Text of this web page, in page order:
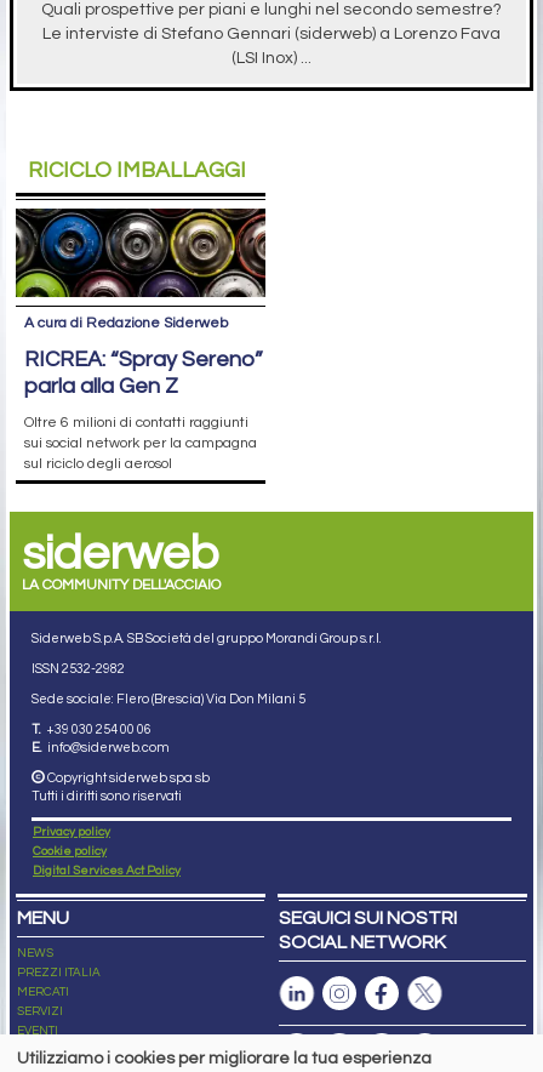
Quali prospettive per piani e lunghi nel secondo semestre?
Le interviste di Stefano Gennari (siderweb) a Lorenzo Fava
(LSI Inox) ...
RICICLO IMBALLAGGI
A cura di Redazione Siderweb
RICREA: “Spray Sereno”
parla alla Gen Z
Oltre 6 milioni di contatti raggiunti
sui social network per la campagna
sul riciclo degli aerosol
siderweb
LA COMMUNITY DELL'ACCIAIO
Siderweb S.p.A. SB Società del gruppo Morandi Group s.r.l.
ISSN 2532-2982
Sede sociale: Flero (Brescia) Via Don Milani 5
T. +39 030 254 00 06
E. info@siderweb.com
Copyright siderweb spa sb
Tutti i diritti sono riservati
Privacy policy
Cookie policy
Digital Services Act Policy
MENU
NEWS
PREZZI ITALIA
MERCATI
SERVIZI
EVENTI
ABBONAMENTI
SEGUICI SUI NOSTRI
SOCIAL NETWORK
Utilizziamo i cookies per migliorare la tua esperienza